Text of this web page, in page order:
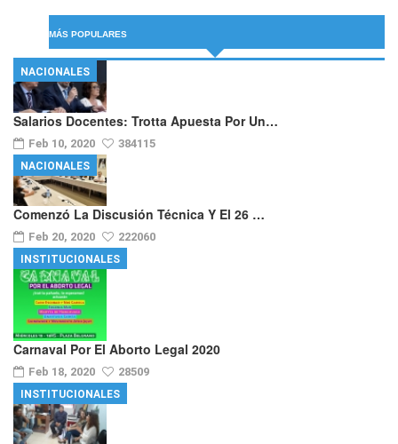
MÁS POPULARES
Salarios Docentes: Trotta Apuesta Por Un…
Feb 10, 2020 384115
NACIONALES
Comenzó La Discusión Técnica Y El 26 …
Feb 20, 2020 222060
NACIONALES
Carnaval Por El Aborto Legal 2020
Feb 18, 2020 28509
INSTITUCIONALES
INSTITUCIONALES